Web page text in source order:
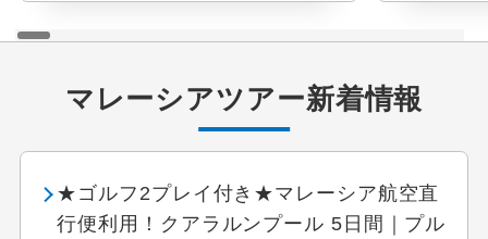
マレーシアツアー新着情報
★ゴルフ2プレイ付き★マレーシア航空直
行便利用！クアラルンプール 5日間｜プル